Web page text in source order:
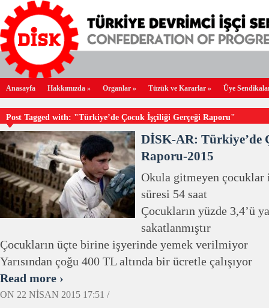
Anasayfa Hakkımızda » Organlar » Tüzük ve Kararlar » Üye
Post Tagged with: "Türkiye’de Çocuk İşçiliği Gerçeği Raporu"
DİSK-AR: Türkiye’de
Raporu-2015
Okula gitmeyen çocuklar
süresi 54 saat
Çocukların yüzde 3,4’ü
sakatlanmıştır
Çocukların üçte birine işyerinde yemek verilmiyor
Yarısından çoğu 400 TL altında bir ücretle çalışıyor
Read more ›
ON 22 NISAN 2015 17:51 /